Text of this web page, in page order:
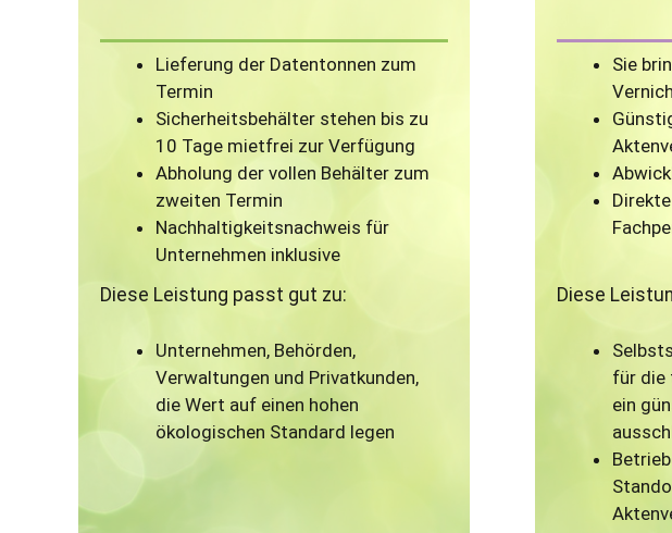
Lieferung der Datentonnen zum
Termin
Sicherheitsbehälter stehen bis zu
10 Tage mietfrei zur Verfügung
Abholung der vollen Behälter zum
zweiten Termin
Nachhaltigkeitsnachweis für
Unternehmen inklusive
Diese Leistung passt gut zu:
Unternehmen, Behörden,
Verwaltungen und Privatkunden,
die Wert auf einen hohen
ökologischen Standard legen
Sie
Diese
für die
ein